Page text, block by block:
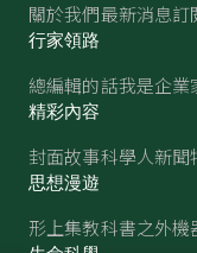
關於我們最新消息訂
行家領路
總編輯的話我是企業
精彩內容
封面故事科學人新聞
思想漫遊
形上集教科書之外機